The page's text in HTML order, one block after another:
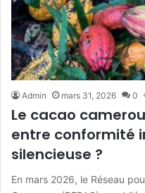
Admin mars 31, 2026 0
Le cacao
entre conformité
silencieuse ?
En mars 2026, le Réseau